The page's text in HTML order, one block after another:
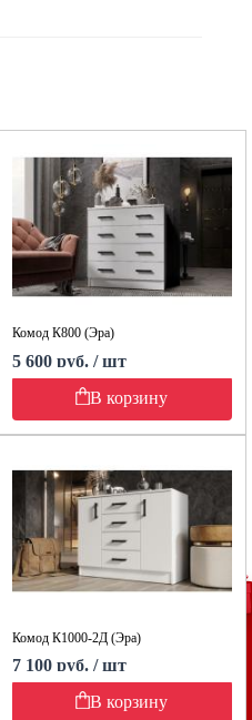
Комод К800 (Эра)
5 600 руб. / шт
В корзину
Комод К1000-2Д (Эра)
7 100 руб. / шт
В корзину